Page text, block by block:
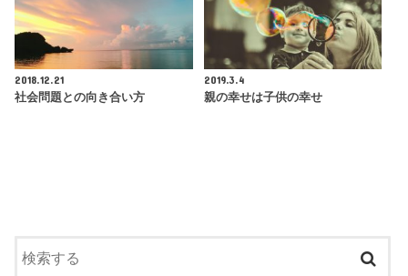
2018.12.21
社会問題との向き合い方
2019.3.4
親の幸せは子供の幸せ